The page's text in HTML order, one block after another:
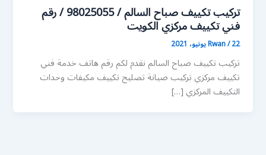
تركيب تكييف صباح السالم / 98025055 / رقم
فني تكييف مركزي الكويت
Rwan/22 يونيو، 2021
تركيب تكييف صباح السالم نقدم لكم رقم هاتف خدمة فني
تكييف مركزي تركيب صيانة تصليح تكييف مكيفات وحدات
التكييف المركزي […]